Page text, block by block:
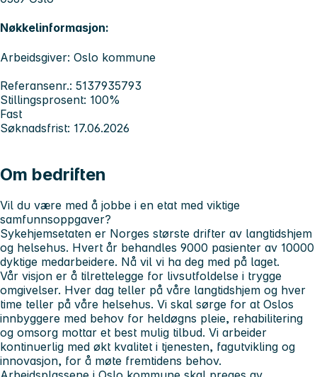
Nøkkelinformasjon:
Arbeidsgiver: Oslo kommune
Referansenr.: 5137935793
Stillingsprosent: 100%
Fast
Søknadsfrist: 17.06.2026
Om bedriften
Vil du være med å jobbe i en etat med viktige
samfunnsoppgaver?
Sykehjemsetaten er Norges største drifter av langtidshjem
og helsehus. Hvert år behandles 9000 pasienter av 10000
dyktige medarbeidere. Nå vil vi ha deg med på laget.
Vår visjon er å tilrettelegge for livsutfoldelse i trygge
omgivelser. Hver dag teller på våre langtidshjem og hver
time teller på våre helsehus. Vi skal sørge for at Oslos
innbyggere med behov for heldøgns pleie, rehabilitering
og omsorg mottar et best mulig tilbud. Vi arbeider
kontinuerlig med økt kvalitet i tjenesten, fagutvikling og
innovasjon, for å møte fremtidens behov.